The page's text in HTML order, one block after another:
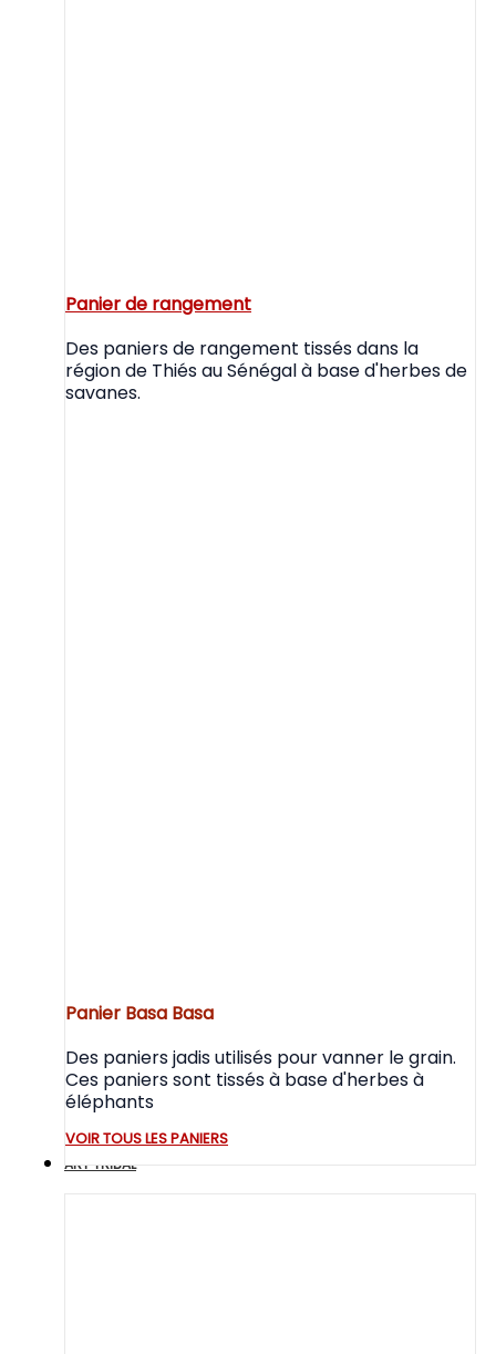
Panier de rangement
Des paniers de rangement tissés dans la
région de Thiés au Sénégal à base d'herbes de
savanes.
Panier Basa Basa
Des paniers jadis utilisés pour vanner le grain.
Ces paniers sont tissés à base d'herbes à
éléphants
VOIR TOUS LES PANIERS
ART TRIBAL